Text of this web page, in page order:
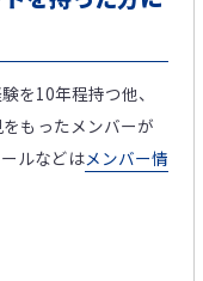
を10年程持つ他、
もったメンバーが
ルなどはメンバー情